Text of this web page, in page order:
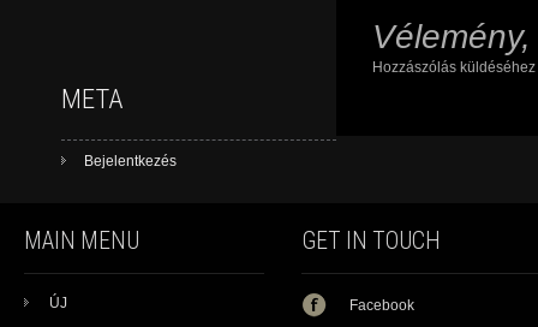
Hozzászólás küldéséhez
META
Bejelentkezés
MAIN MENU
ÚJ
GET IN TOUCH
Facebook